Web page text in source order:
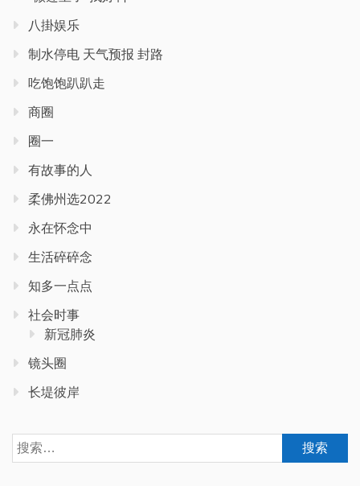
八掛娱乐
制水停电 天气预报 封路
吃饱饱趴趴走
商圈
圈一
有故事的人
柔佛州选2022
永在怀念中
生活碎碎念
知多一点点
社会时事
新冠肺炎
镜头圈
长堤彼岸
搜
索：